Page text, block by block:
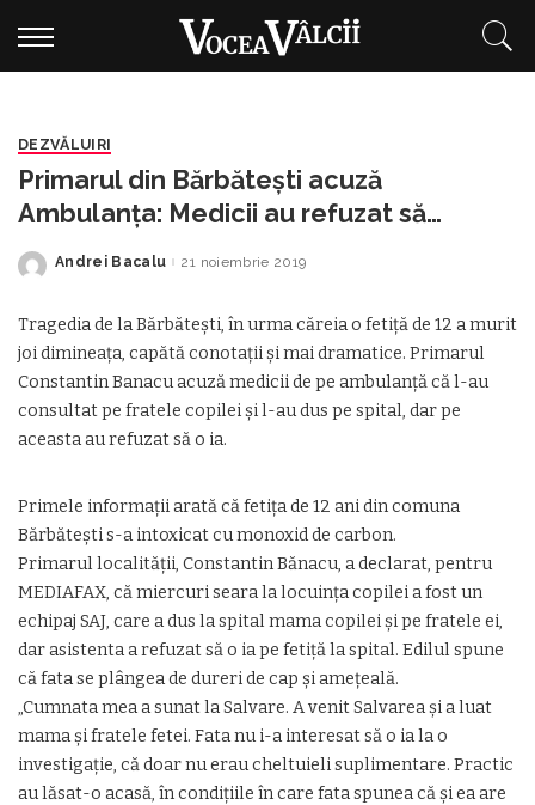
DEZVĂLUIRI
Primarul din Bărbătești acuză
Ambulanța: Medicii au refuzat să
interneze fetița în spital
Posted
Andrei Bacalu 21 noiembrie 2019
Tragedia de la Bărbătești, în urma căreia o fetiță de 12 a murit
joi dimineața, capătă conotații și mai dramatice. Primarul
Constantin Banacu acuză medicii de pe ambulanță că l-au
consultat pe fratele copilei și l-au dus pe spital, dar pe
aceasta au refuzat să o ia.
Primele informații arată că fetiţa de 12 ani din comuna
Bărbăteşti s-a intoxicat cu monoxid de carbon.
Primarul localității, Constantin Bănacu, a declarat, pentru
MEDIAFAX, că miercuri seara la locuința copilei a fost un
echipaj SAJ, care a dus la spital mama copilei și pe fratele ei,
dar asistenta a refuzat să o ia pe fetiţă la spital. Edilul spune
că fata se plângea de dureri de cap şi ameţeală.
„Cumnata mea a sunat la Salvare. A venit Salvarea şi a luat
mama şi fratele fetei. Fata nu i-a interesat să o ia la o
investigaţie, că doar nu erau cheltuieli suplimentare. Practic
au lăsat-o acasă, în condiţiile în care fata spunea că şi ea are